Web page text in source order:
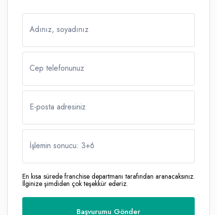
Adınız, soyadınız
Cep telefonunuz
E-posta adresiniz
İşlemin sonucu: 3+6
En kısa sürede franchise departmanı tarafından aranacaksınız.
İlginize şimdiden çok teşekkür ederiz.